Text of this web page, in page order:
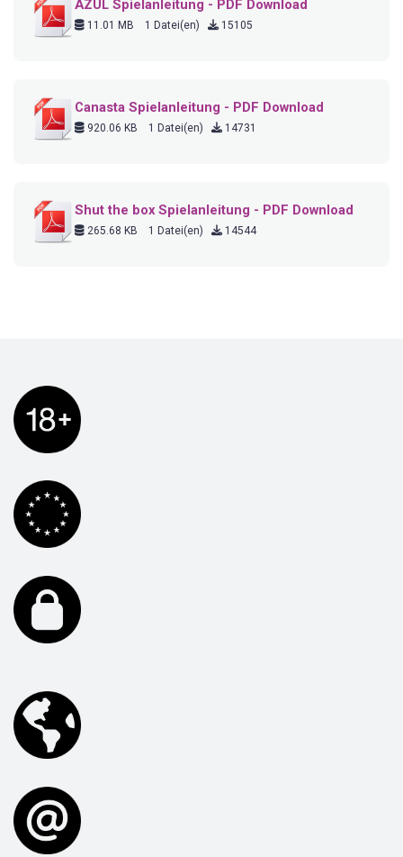
AZUL Spielanleitung - PDF Download
11.01 MB 1 Datei(en) 15105
Canasta Spielanleitung - PDF Download
920.06 KB 1 Datei(en) 14731
Shut the box Spielanleitung - PDF Download
265.68 KB 1 Datei(en) 14544